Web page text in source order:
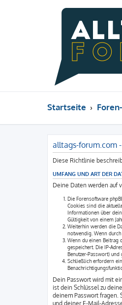
Startseite
alltags-forum.com
Diese Richtlinie
UMFANG UND ART DER
Deine Daten werden auf
Die Forensoftware
Cookies sind die
Informationen über
Gültigkeit von einem
Weiterhin werden die
notwendig. Wenn
Wenn du einen Beitrag
gespeichert. Die IP-
Benutzer-Passwort)
Schließlich erfordern
Dein Passwort wird mit
ist dein Schlüssel zu
deinem Passwort fragen.
und deiner E-Mail-